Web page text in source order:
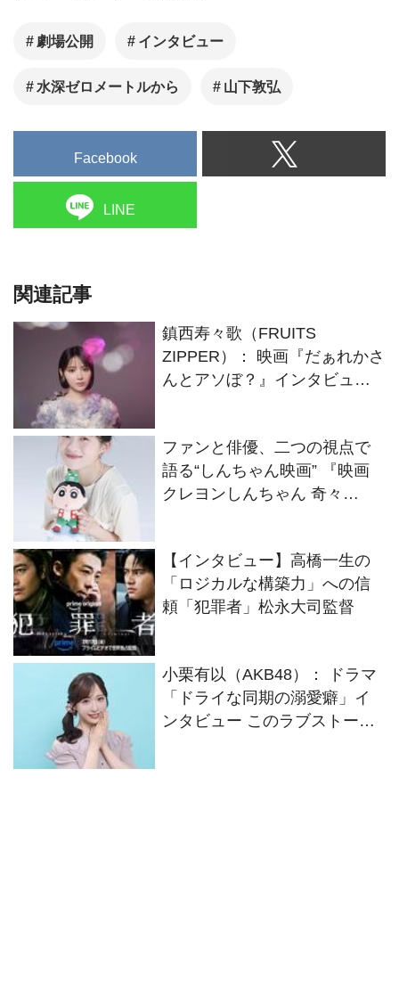
劇場公開 インタビュー
水深ゼロメートルから 山下敦弘
Facebook
LINE
関連記事
鎮西寿々歌（FRUITS
ZIPPER）： 映画『だぁれかさ
んとアソぼ？』インタビュー
います
ファンと俳優、二つの視点で
語る“しんちゃん映画” 『映画
クレヨンしんちゃん 奇々
【インタビュー】高橋一生の
「ロジカルな構築力」への信
頼「犯罪者」松永大司監督
小栗有以（AKB48）： ドラマ
「ドライな同期の溺愛癖」イ
ンタビュー このラブストーリ